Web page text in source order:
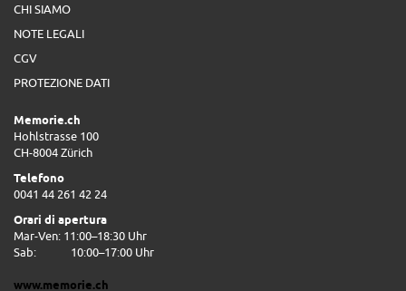
CHI SIAMO
NOTE LEGALI
CGV
PROTEZIONE DATI
Memorie.ch
Hohlstrasse 100
CH-8004 Zürich
Telefono
0041 44 261 42 24
Orari di apertura
Mar-Ven: 11:00–18:30 Uhr
Sab:
10:00–17:00 Uhr
www.memorie.ch